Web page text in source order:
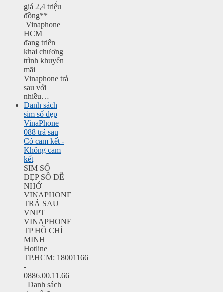
giá 2,4 triệu
đồng**
Vinaphone
HCM
đang triển
khai chương
trình khuyến
mãi
Vinaphone trả
sau với
nhiều…
Danh sách
sim số đẹp
VinaPhone
088 trả sau
Có cam kết -
Không cam
kết
SIM SỐ
ĐẸP SÔ DỄ
NHỚ
VINAPHONE
TRẢ SAU
VNPT
VINAPHONE
TP HỒ CHÍ
MINH
Hotline
TP.HCM: 18001166
-
0886.00.11.66
Danh sách